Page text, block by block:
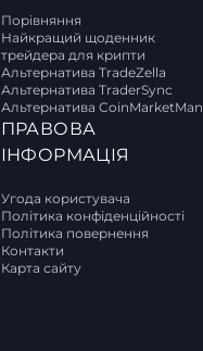
Порівняння
Найкращий щоденник
трейдера для крипти
Альтернатива TradeZella
Альтернатива TraderSync
Альтернатива CoinMarketMan
ПРАВОВА
ІНФОРМАЦІЯ
Угода користувача
Політика конфіденційності
Політика повернення
Контакти
Карта сайту